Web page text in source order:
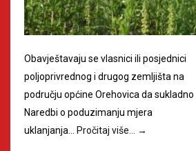
Obavještavaju se vlasnici ili posjednici
poljoprivrednog i drugog zemljišta na
području općine Orehovica da sukladno
Naredbi o poduzimanju mjera
uklanjanja…
Pročitaj više… →